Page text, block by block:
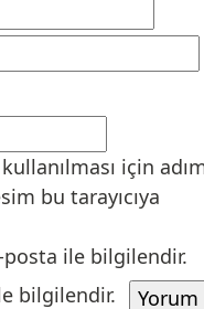
için
bu tarayıcıya
ile bilgilendir.
bilgilendir.